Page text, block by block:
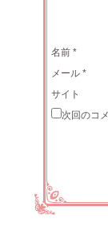
名前 *
メール *
サイト
次回のコ